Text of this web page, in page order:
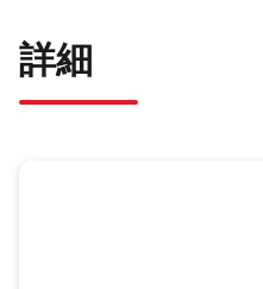
詳細